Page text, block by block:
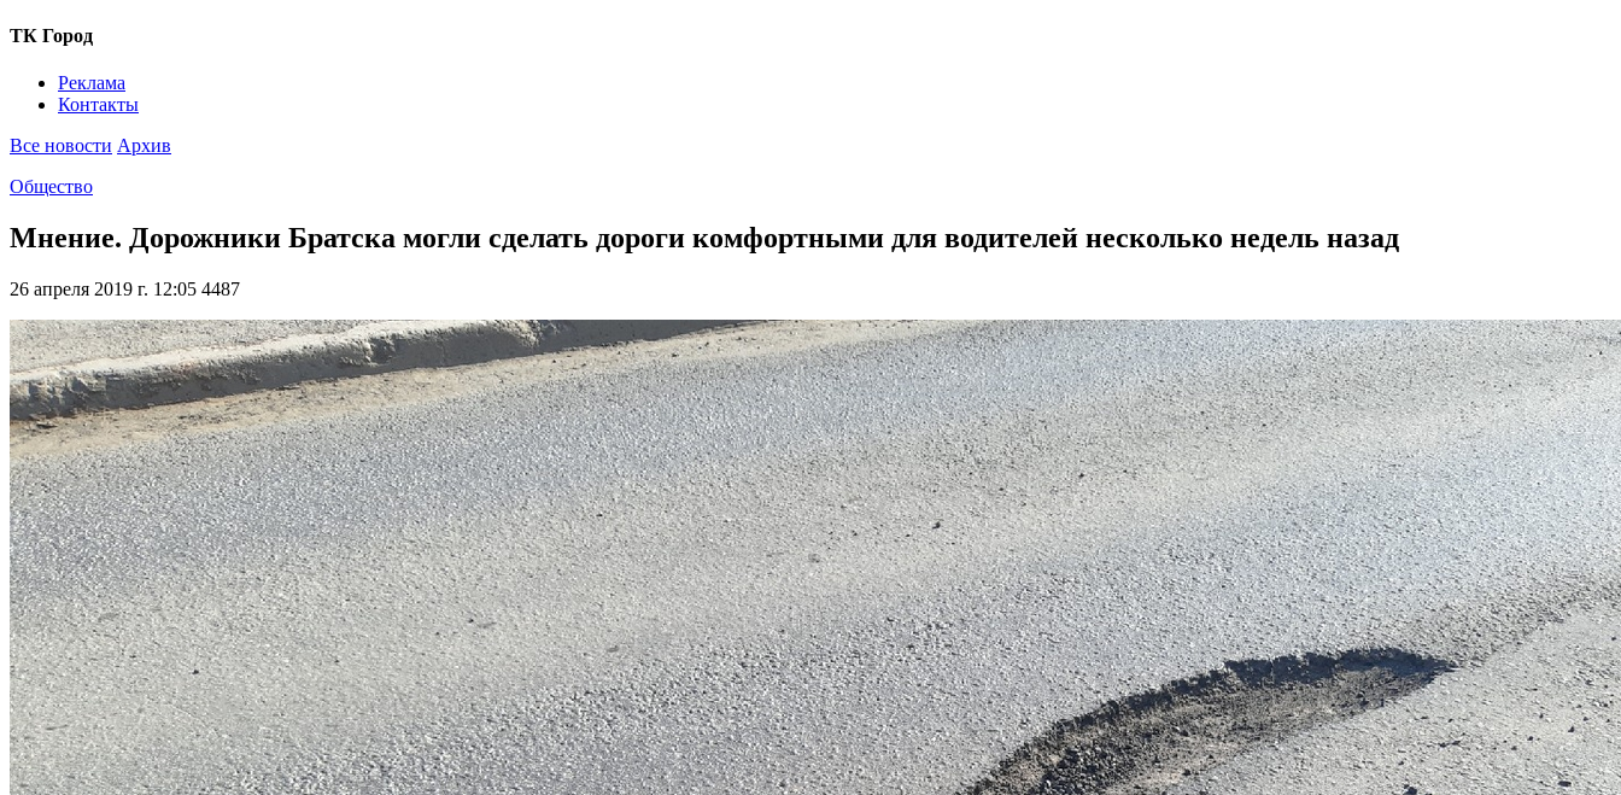
ТК Город
Реклама
Контакты
Все новости Архив
Общество
Мнение. Дорожники Братска могли сделать дороги комфортными для водителей несколько недель назад
26 апреля 2019 г. 12:05 4487